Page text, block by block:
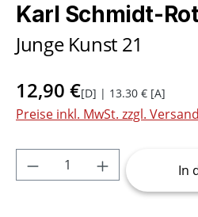
Karl Schmidt-
Junge Kunst 21
12,90 €[D] | 13.30 € [A]
Preise inkl. MwSt. zzgl.
Produkt Anzahl: Gib
In